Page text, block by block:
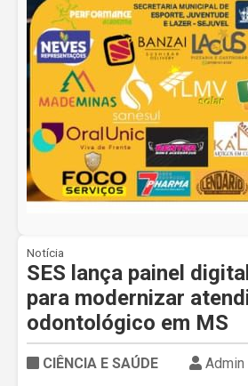
Notícia
SES lança painel
para modernizar
odontológico em MS
CIÊNCIA E SAÚDE Admin